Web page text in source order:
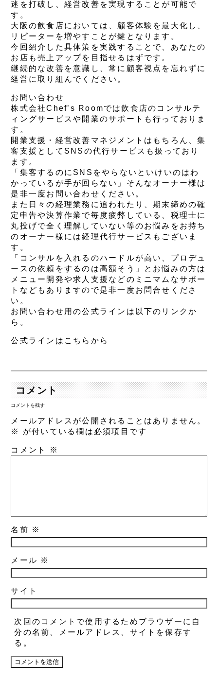
迷を打破し、経営改善を実現することが可能で
す。
大阪の飲食店においては、顧客体験を最大化し、
リピーターを増やすことが鍵となります。
今回紹介した具体策を実践することで、あなたの
お店も売上アップを目指せるはずです。
継続的な改善を意識し、常に顧客視点を忘れずに
経営に取り組んでください。
お問い合わせ
株式会社Chef’s Roomでは飲食店のコンサルテ
ィングサービスや開業のサポートも行っておりま
す。
開業支援・経営改善マネジメントはもちろん、集
客支援としてSNSの代行サービスも扱っており
ます。
「集客するのにSNSをやらないといけいのはわ
かっているが手が回らない」そんなオーナー様は
是非一度お問い合わせください。
また日々の経理業務に追われたり、期末締めの確
定申告や決算作業で毎度疲弊している、税理士に
丸投げで全く理解していない等のお悩みをお持ち
のオーナー様には経理代行サービスもございま
す。
「コンサルを入れるのハードルが高い、プロデュ
ースの依頼をするのは高額そう」とお悩みの方は
メニュー開発や求人支援などのミニマムなサポー
トなどもありますので是非一度お問合せくださ
い。
お問い合わせ用の公式ラインは以下のリンクか
ら。
公式ラインはこちらから
コメント
コメントを残す
メールアドレスが公開されることはありません。
※
が付いている欄は必須項目です
コメント ※
名前 ※
メール ※
サイト
次回のコメントで使用するためブラウザーに自
分の名前、メールアドレス、サイトを保存す
る。